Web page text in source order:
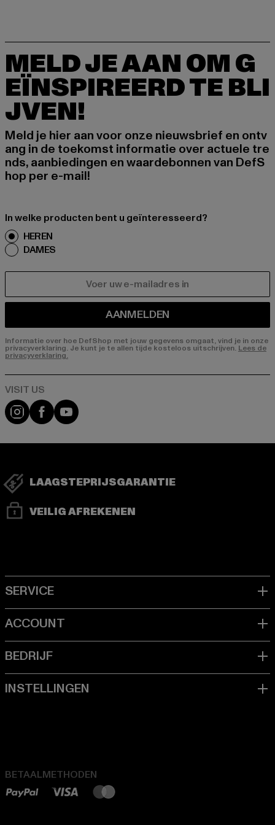
MELD JE AAN OM G
EÏNSPIREERD TE BLI
JVEN!
Meld je hier aan voor onze nieuwsbrief en ontv
ang in de toekomst informatie over actuele tre
nds, aanbiedingen en waardebonnen van DefS
hop per e-mail!
In welke producten bent u geïnteresseerd?
HEREN
DAMES
AANMELDEN
Informatie over hoe DefShop met jouw gegevens omgaat, vind je in onze
privacyverklaring. Je kunt je te allen tijde kosteloos uitschrijven. Lees de
privacyverklaring.
Visit our Instagram page:
Visit our Facebook page:
Visit our YouTube channel:
LAAGSTEPRIJSGARANTIE
VEILIG AFREKENEN
BETAALMETHODEN